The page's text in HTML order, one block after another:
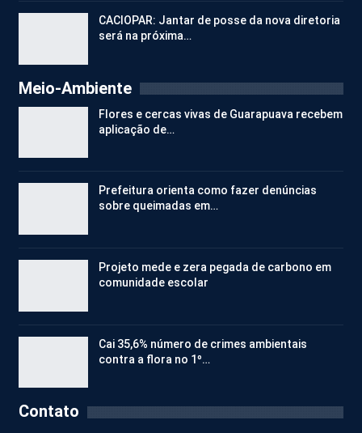
CACIOPAR: Jantar de posse da nova diretoria
será na próxima…
Meio-Ambiente
Flores e cercas vivas de Guarapuava recebem
aplicação de…
Prefeitura orienta como fazer denúncias
sobre queimadas em…
Projeto mede e zera pegada de carbono em
comunidade escolar
Cai 35,6% número de crimes ambientais
contra a flora no 1º…
Contato